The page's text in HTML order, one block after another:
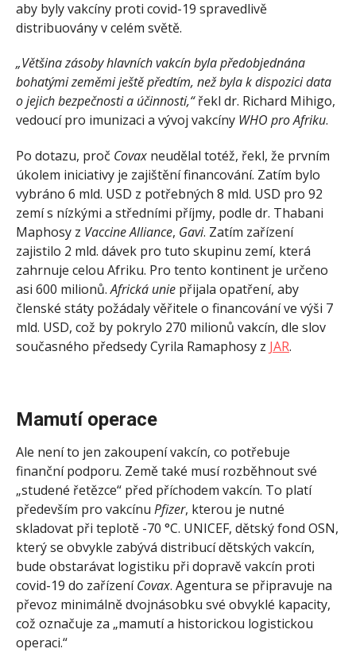
aby byly vakcíny proti covid-19 spravedlivě
distribuovány v celém světě.
„Většina zásoby hlavních vakcín byla předobjednána
bohatými zeměmi ještě předtím, než byla k dispozici data
o jejich bezpečnosti a účinnosti,“řekl dr. Richard Mihigo,
vedoucí pro imunizaci a vývoj vakcíny WHO pro Afriku.
Po dotazu, proč Covax neudělal totéž, řekl, že prvním
úkolem iniciativy je zajištění financování. Zatím bylo
vybráno 6 mld. USD z potřebných 8 mld. USD pro 92
zemí s nízkými a středními příjmy, podle dr. Thabani
Maphosy z Vaccine Alliance, Gavi. Zatím zařízení
zajistilo 2 mld. dávek pro tuto skupinu zemí, která
zahrnuje celou Afriku. Pro tento kontinent je určeno
asi 600 milionů.Africká unie přijala opatření, aby
členské státy požádaly věřitele o financování ve výši 7
mld. USD, což by pokrylo 270 milionů vakcín, dle slov
současného předsedy Cyrila Ramaphosy z JAR.
Mamutí operace
Ale není to jen zakoupení vakcín, co potřebuje
finanční podporu. Země také musí rozběhnout své
„studené řetězce“ před příchodem vakcín. To platí
především pro vakcínu Pfizer, kterou je nutné
skladovat při teplotě -70 °C. UNICEF, dětský fond OSN,
který se obvykle zabývá distribucí dětských vakcín,
bude obstarávat logistiku při dopravě vakcín proti
covid-19 do zařízeníCovax. Agentura se připravuje na
převoz minimálně dvojnásobku své obvyklé kapacity,
což označuje za „mamutí a historickou logistickou
operaci.“